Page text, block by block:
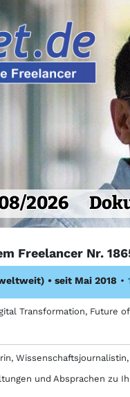
2026
Freelancer Nr.
• seit Mai 2018 •
Transformation, Future
und Absprachen zu